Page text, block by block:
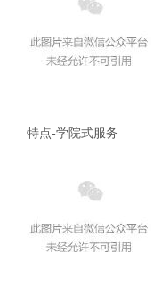
特点-学院式服务